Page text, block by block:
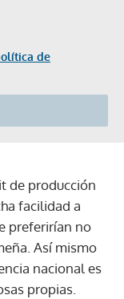
de
de producción
facilidad a
preferirían no
Así mismo
nacional es
propias.